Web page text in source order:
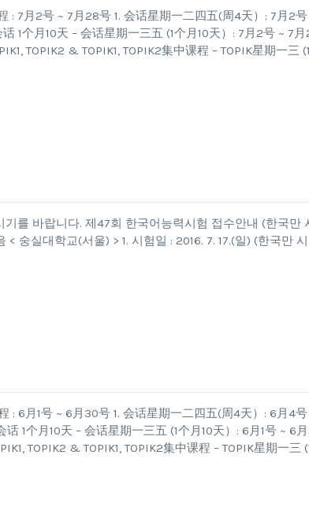
7月2号 ~ 7月28号 1. 会话星期一二四五(周4天）: 7月2号
1个月10天 – 会话星期一三五 (1个月10天）: 7月2号 ~ 7月
TOPIK2 & TOPIK1, TOPIK2集中课程 – TOPIK星期一三
를 바랍니다. 제47회 한국어능력시험 접수안내 (한국만
숭실대학교(서울) > 1. 시험일 : 2016. 7. 17.(일) (한국만
6月1号 ~ 6月30号 1. 会话星期一二四五(周4天）: 6月4号
1个月10天 – 会话星期一三五 (1个月10天）: 6月1号 ~ 6
TOPIK2 & TOPIK1, TOPIK2集中课程 – TOPIK星期一三